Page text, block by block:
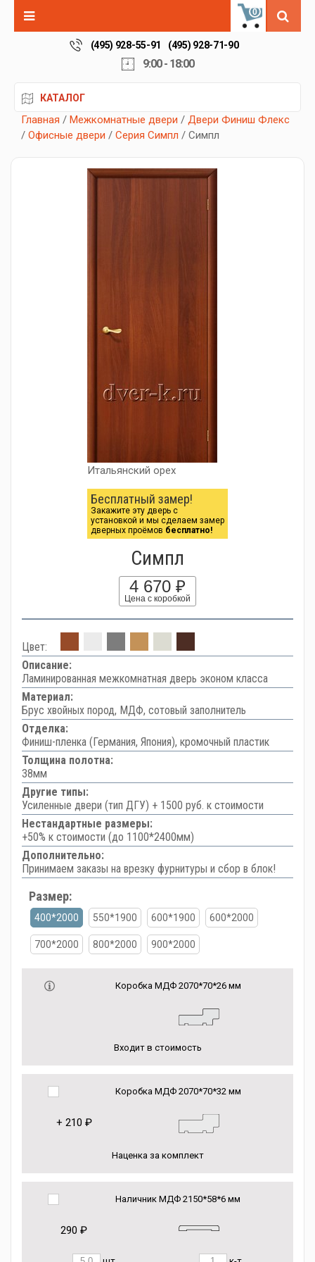
0
(495) 928-55-91 (495) 928-71-90
9:00 - 18:00
КАТАЛОГ
Главная / Межкомнатные двери / Двери Финиш Флекс
/ Офисные двери / Серия Симпл / Симпл
Итальянский орех
Бесплатный замер!
Закажите эту дверь с
установкой и мы сделаем замер
дверных проёмов бесплатно!
Симпл
4 670 ₽
Цена с коробкой
Цвет:
Описание:
Ламинированная межкомнатная дверь эконом класса
Материал:
Брус хвойных пород, МДФ, сотовый заполнитель
Отделка:
Финиш-пленка (Германия, Япония), кромочный пластик
Толщина полотна:
38мм
Другие типы:
Усиленные двери (тип ДГУ) + 1500 руб. к стоимости
Нестандартные размеры:
+50% к стоимости (до 1100*2400мм)
Дополнительно:
Принимаем заказы на врезку фурнитуры и сбор в блок!
Размер:
400*2000 550*1900 600*1900 600*2000
700*2000 800*2000 900*2000
Коробка МДФ 2070*70*26 мм
Входит в стоимость
Коробка МДФ 2070*70*32 мм
+ 210 ₽
Наценка за комплект
Наличник МДФ 2150*58*6 мм
290 ₽